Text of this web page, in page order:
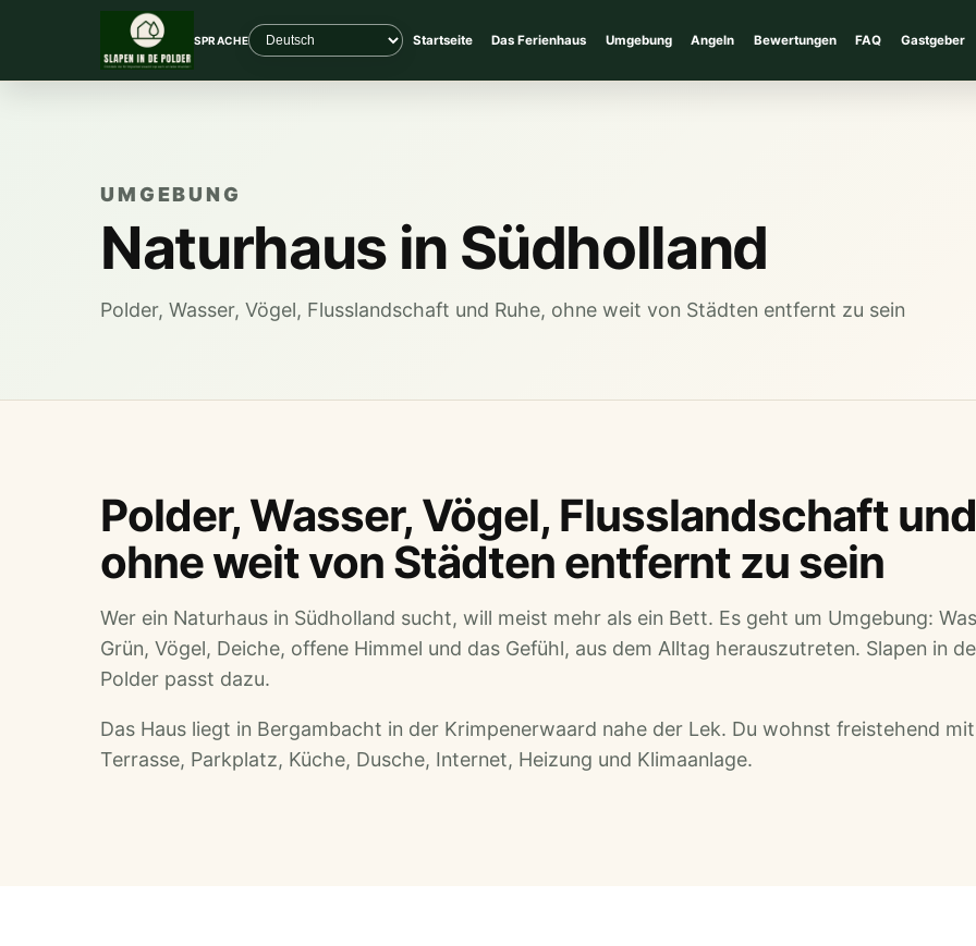
SPRACHE Startseite Das Ferienhaus Umgebung Angeln Bewertungen FAQ Gastgeber
UMGEBUNG
Naturhaus in Südholland
Polder, Wasser, Vögel, Flusslandschaft und Ruhe, ohne weit von Städten entfernt zu sein
Polder, Wasser, Vögel, Flusslandschaft
ohne weit von Städten entfernt zu sein
Wer ein Naturhaus in Südholland sucht, will meist mehr als ein Bett. Es geht um Umgebung:
Grün, Vögel, Deiche, offene Himmel und das Gefühl, aus dem Alltag herauszutreten. Slapen in de
Polder passt dazu.
Das Haus liegt in Bergambacht in der Krimpenerwaard nahe der Lek. Du wohnst freistehend mit
Terrasse, Parkplatz, Küche, Dusche, Internet, Heizung und Klimaanlage.